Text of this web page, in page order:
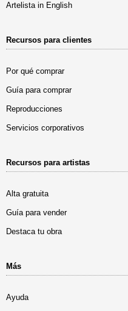
Artelista in English
Recursos para clientes
Por qué comprar
Guía para comprar
Reproducciones
Servicios corporativos
Recursos para artistas
Alta gratuita
Guía para vender
Destaca tu obra
Más
Ayuda